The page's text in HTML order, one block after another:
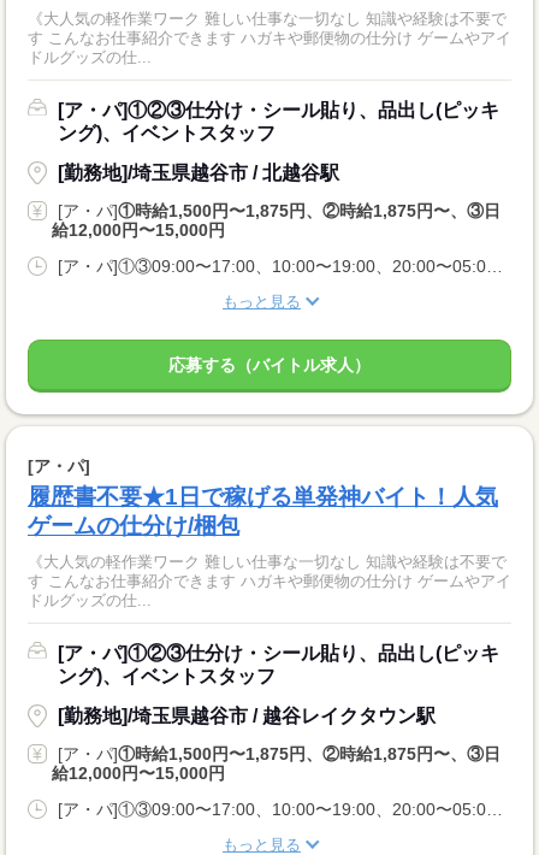
《大人気の軽作業ワーク 難しい仕事な一切なし 知識や経験は不要で
す こんなお仕事紹介できます ハガキや郵便物の仕分け ゲームやアイ
ドルグッズの仕...
[ア・パ]①②③仕分け・シール貼り、品出し(ピッキ
ング)、イベントスタッフ
[勤務地]/埼玉県越谷市 / 北越谷駅
[ア・パ]①時給1,500円〜1,875円、②時給1,875円〜、③日
給12,000円〜15,000円
もっと見る
応募する（バイトル求人）
[ア・パ]
履歴書不要★1日で稼げる単発神バイト！人気
ゲームの仕分け/梱包
《大人気の軽作業ワーク 難しい仕事な一切なし 知識や経験は不要で
す こんなお仕事紹介できます ハガキや郵便物の仕分け ゲームやアイ
ドルグッズの仕...
[ア・パ]①②③仕分け・シール貼り、品出し(ピッキ
ング)、イベントスタッフ
[勤務地]/埼玉県越谷市 / 越谷レイクタウン駅
[ア・パ]①時給1,500円〜1,875円、②時給1,875円〜、③日
給12,000円〜15,000円
もっと見る